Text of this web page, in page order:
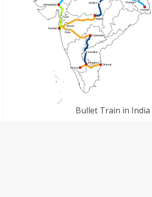
Bullet Train in India